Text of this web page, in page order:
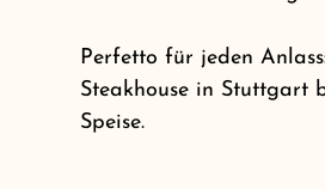
Perfetto für jeden
Steakhouse in Stuttgart
Speise.